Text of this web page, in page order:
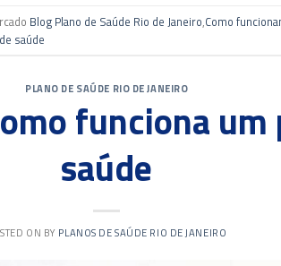
Blog Plano de Saúde Rio de Janeiro,Como
saúde
PLANO DE SAÚDE RIO DE JANEIRO
funciona um
saúde
ON BY PLANOS DE SAÚDE RIO DE JANEIRO